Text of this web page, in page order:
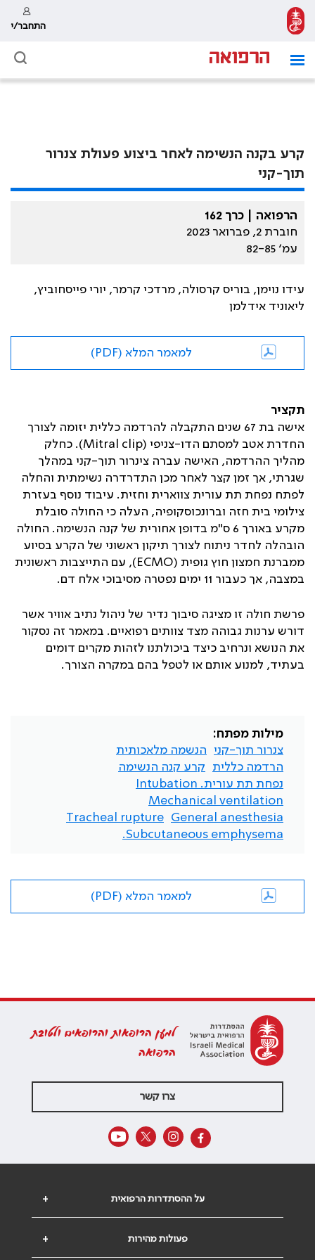
התחבר/י
קרע בקנה הנשימה לאחר ביצוע פעולת צנרור
תוך-קני
הרפואה | כרך 162
חוברת 2, פברואר 2023
עמ׳ 82-85
עידו נוימן, בוריס קרסולה, מרדכי קרמר, יורי פייסחוביץ,
ליאוניד אידלמן
למאמר המלא (PDF)
תקציר
אישה בת 67 שנים התקבלה להרדמה כללית יזומה לצורך
החדרת אטב למסתם הדו-צניפי (Mitral clip). כחלק
מהליך ההרדמה, האישה עברה צינרור תוך-קני במהלך
שגרתי, אך זמן קצר לאחר מכן התדרדרה נשימתית והחלה
לפתח נפחת תת עורית צווארית וחזית. עיבוד נוסף בעזרת
צילומי בית חזה וברונכוסקופיה, העלה כי החולה סובלת
מקרע באורך 6 ס"מ בדופן אחורית של קנה הנשימה. החולה
הובהלה לחדר ניתוח לצורך תיקון ראשוני של הקרע בסיוע
ממברנת חמצון חוץ גופית (ECMO), עם התייצבות ראשונית
במצבה, אך כעבור 11 ימים נפטרה מסיבוכי אלח דם.
פרשת חולה זו מציגה סיבוך נדיר של ניהול נתיב אוויר אשר
דורש ערנות גבוהה מצד צוותים רפואיים. במאמר זה נסקור
את הנושא ונרחיב כיצד ביכולתנו לזהות מקרים דומים
בעתיד, למנוע אותם או לטפל בהם במקרה הצורך.
מילות מפתח:
צנרור תוך-קני
הנשמה מלאכותית
הרדמה כללית
קרע קנה הנשימה
נפחת תת עורית. Intubation
Mechanical ventilation
General anesthesia
Tracheal rupture
Subcutaneous emphysema.
למאמר המלא (PDF)
למען הרופאות והרופאים ולטובת
הרפואה
צרו קשר
+ על ההסתדרות הרפואית
+ פעולות מהירות